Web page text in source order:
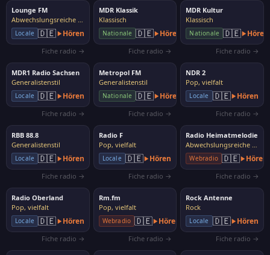
Lounge FM
Abwechslungsreiche Musik
Locale 🇩🇪 Hören
Fiche radio →
MDR Klassik
Klassisch
Nationale 🇩🇪 Hören
Fiche radio →
MDR Kultur
Klassisch
Nationale 🇩🇪 Hören
Fiche radio →
MDR1 Radio Sachsen
Generalistenstil
Locale 🇩🇪 Hören
Fiche radio →
Metropol FM
Generalistenstil
Nationale 🇩🇪 Hören
Fiche radio →
NDR 2
Pop, vielfalt
Locale 🇩🇪 Hören
Fiche radio →
RBB 88.8
Generalistenstil
Locale 🇩🇪 Hören
Fiche radio →
Radio F
Pop, vielfalt
Locale 🇩🇪 Hören
Fiche radio →
Radio Heimatmelodie
Abwechslungsreiche Musik
Webradio 🇩🇪 Hören
Fiche radio →
Radio Oberland
Pop, vielfalt
Locale 🇩🇪 Hören
Fiche radio →
Rm.fm
Pop, vielfalt
Webradio 🇩🇪 Hören
Fiche radio →
Rock Antenne
Rock
Locale 🇩🇪 Hören
Fiche radio →